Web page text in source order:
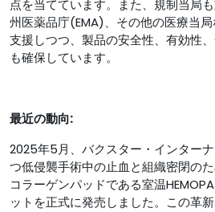
点を当てています。また、規制当局
州医薬品庁(EMA)、その他の医療当
支援しつつ、製品の安全性、有効性
も確保しています。
最近の動向:
2025年5月、バクスター・インター
つ低侵襲手術中の止血と組織密閉の
コラーゲンパッドである室温
ットを正式に発売しました。この革